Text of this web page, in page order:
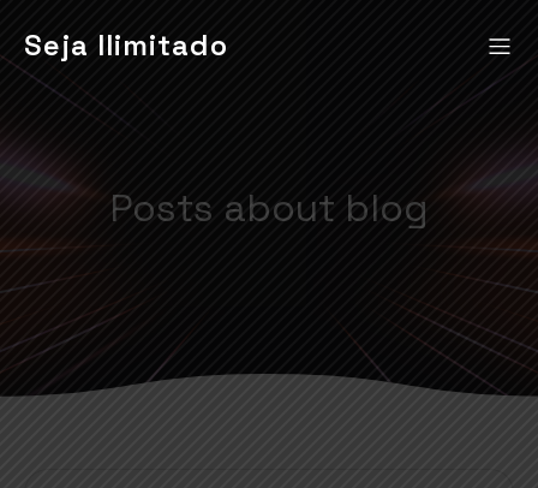
Seja Ilimitado
Posts about blog